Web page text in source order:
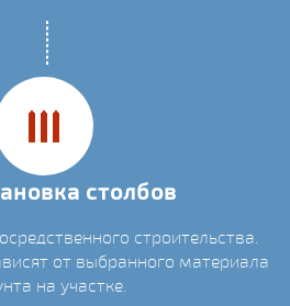
столбов
строительства.
от выбранного материала
на участке.